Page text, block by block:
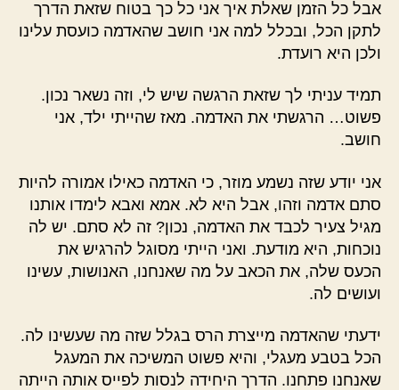
אבל כל הזמן שאלת איך אני כל כך בטוח שזאת הדרך
לתקן הכל, ובכלל למה אני חושב שהאדמה כועסת עלינו
ולכן היא רועדת.
תמיד עניתי לך שזאת הרגשה שיש לי, וזה נשאר נכון.
פשוט… הרגשתי את האדמה. מאז שהייתי ילד, אני
חושב.
אני יודע שזה נשמע מוזר, כי האדמה כאילו אמורה להיות
סתם אדמה וזהו, אבל היא לא. אמא ואבא לימדו אותנו
מגיל צעיר לכבד את האדמה, נכון? זה לא סתם. יש לה
נוכחות, היא מודעת. ואני הייתי מסוגל להרגיש את
הכעס שלה, את הכאב על מה שאנחנו, האנושות, עשינו
ועושים לה.
ידעתי שהאדמה מייצרת הרס בגלל שזה מה שעשינו לה.
הכל בטבע מעגלי, והיא פשוט המשיכה את המעגל
שאנחנו פתחנו. הדרך היחידה לנסות לפייס אותה הייתה